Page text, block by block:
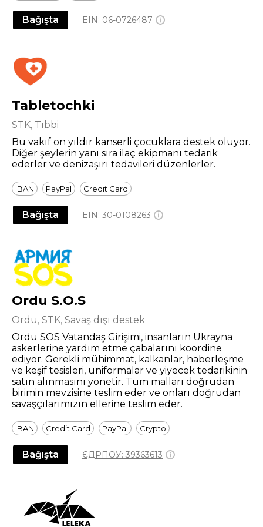
Bağışta EIN: 06-0726487
Tabletochki
STK, Tıbbi
Bu vakıf on yıldır kanserli çocuklara destek oluyor.
Diğer şeylerin yanı sıra ilaç ekipmanı tedarik
ederler ve denizaşırı tedavileri düzenlerler.
IBAN PayPal Credit Card
Bağışta EIN: 30-0108263
Ordu S.O.S
Ordu, STK, Savaş dışı destek
Ordu SOS Vatandaş Girişimi, insanların Ukrayna
askerlerine yardım etme çabalarını koordine
ediyor. Gerekli mühimmat, kalkanlar, haberleşme
ve keşif tesisleri, üniformalar ve yiyecek tedarikinin
satın alınmasını yönetir. Tüm malları doğrudan
birimin mevzisine teslim eder ve onları doğrudan
savaşçılarımızın ellerine teslim eder.
IBAN Credit Card PayPal Crypto
Bağışta ЄДРПОУ: 39363613